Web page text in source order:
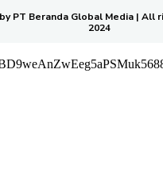
PT Beranda Global Media | All
2024